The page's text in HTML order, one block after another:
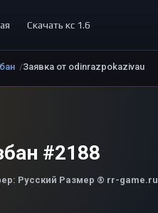
Скачать кс 1.6
Заявка от odinrazpokazivau
#2188
Русский Размер ® rr-game.ru